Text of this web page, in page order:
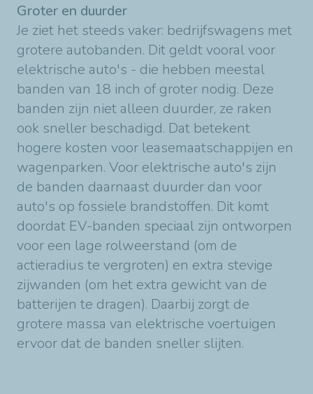
Groter en duurder
Je ziet het steeds vaker: bedrijfswagens met
grotere autobanden. Dit geldt vooral voor
elektrische auto's - die hebben meestal
banden van 18 inch of groter nodig. Deze
banden zijn niet alleen duurder, ze raken
ook sneller beschadigd. Dat betekent
hogere kosten voor leasemaatschappijen en
wagenparken. Voor elektrische auto's zijn
de banden daarnaast duurder dan voor
auto's op fossiele brandstoffen. Dit komt
doordat EV-banden speciaal zijn ontworpen
voor een lage rolweerstand (om de
actieradius te vergroten) en extra stevige
zijwanden (om het extra gewicht van de
batterijen te dragen). Daarbij zorgt de
grotere massa van elektrische voertuigen
ervoor dat de banden sneller slijten.